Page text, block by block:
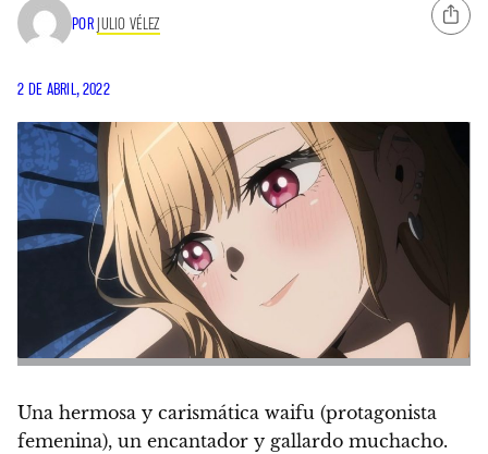
POR JULIO VÉLEZ
2 DE ABRIL, 2022
Una hermosa y carismática waifu (protagonista
femenina), un encantador y gallardo muchacho.